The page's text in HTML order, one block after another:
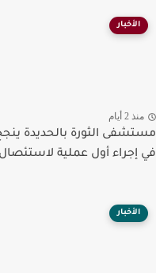
الأخبار
2 أيام
الثورة بالحديدة ينجح
أول عملية لاستئصال...
الأخبار